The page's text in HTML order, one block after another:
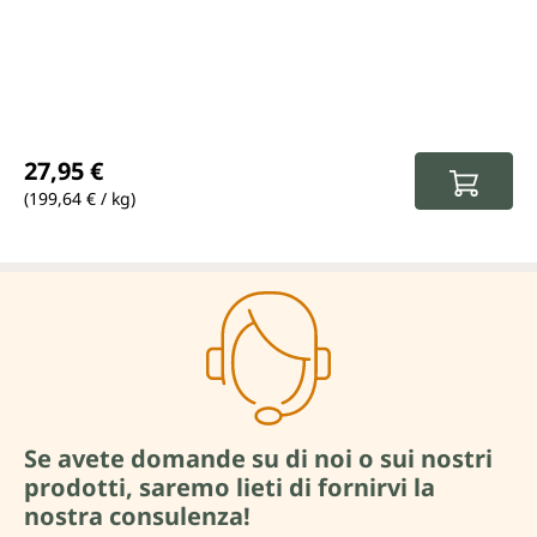
27,95 €
(199,64 € / kg)
Se avete domande su di noi o sui nostri
prodotti, saremo lieti di fornirvi la
nostra consulenza!